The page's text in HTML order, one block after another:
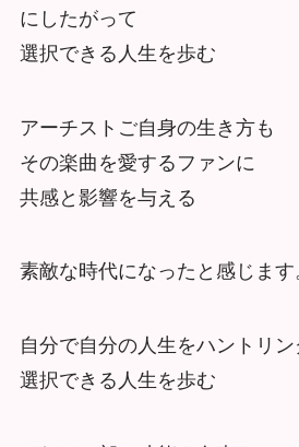
にしたがって
選択できる人生を歩む
アーチストご自身の生き方も
その楽曲を愛するファンに
共感と影響を与える
素敵な時代になったと感じます
自分で自分の人生をハントリン
選択できる人生を歩む